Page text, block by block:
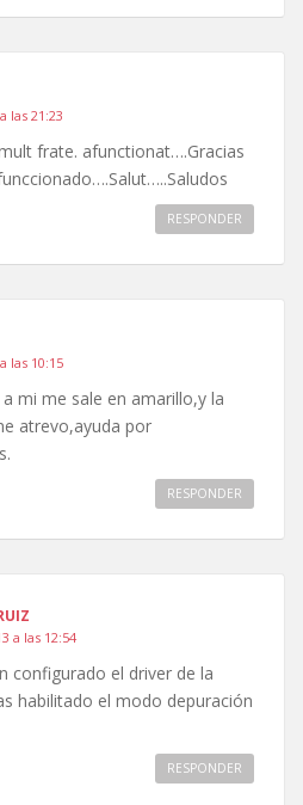
las 21:23
frate. afunctionat….Gracias
RESPONDER
las 10:15
mi me sale en amarillo,y la
atrevo,ayuda por
RESPONDER
a las 12:54
configurado el driver de la
habilitado el modo depuración
RESPONDER